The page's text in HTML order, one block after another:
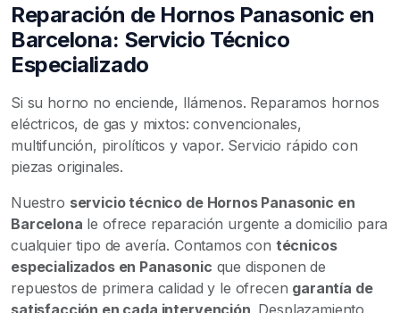
Reparación de Hornos Panasonic en
Barcelona: Servicio Técnico
Especializado
Si su horno no enciende, llámenos. Reparamos hornos
eléctricos, de gas y mixtos: convencionales,
multifunción, pirolíticos y vapor. Servicio rápido con
piezas originales.
Nuestro servicio técnico de Hornos Panasonic en
Barcelona le ofrece reparación urgente a domicilio para
cualquier tipo de avería. Contamos con técnicos
especializados en Panasonic que disponen de
repuestos de primera calidad y le ofrecen garantía de
satisfacción en cada intervención. Desplazamiento